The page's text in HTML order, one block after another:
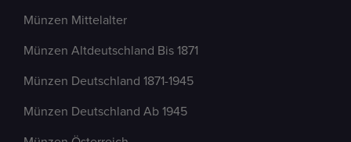
Münzen Mittelalter
Münzen Altdeutschland Bis 1871
Münzen Deutschland 1871-1945
Münzen Deutschland Ab 1945